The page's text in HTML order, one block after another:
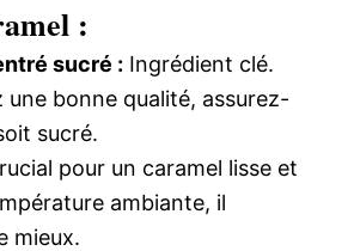
:
sucré : Ingrédient clé.
une bonne qualité, assurez-
sucré.
pour un caramel lisse et
ambiante, il
mieux.